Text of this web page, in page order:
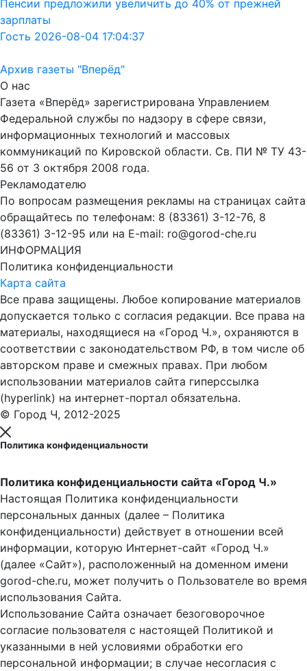
Пенсии предложили увеличить до 40% от прежней
зарплаты
Гость 2026-08-04 17:04:37
Архив газеты "Вперёд"
О нас
Газета «Вперёд» зарегистрирована Управлением
Федеральной службы по надзору в сфере связи,
информационных технологий и массовых
коммуникаций по Кировской области. Св. ПИ № ТУ 43-
56 от 3 октября 2008 года.
Рекламодателю
По вопросам размещения рекламы на страницах сайта
обращайтесь по телефонам: 8 (83361) 3-12-76, 8
(83361) 3-12-95 или на E-mail: ro@gorod-che.ru
ИНФОРМАЦИЯ
Политика конфиденциальности
Карта сайта
Все права защищены. Любое копирование материалов
допускается только с согласия редакции. Все права на
материалы, находящиеся на «Город Ч.», охраняются в
соответствии с законодательством РФ, в том числе об
авторском праве и смежных правах. При любом
использовании материалов сайта гиперссылка
(hyperlink) на интернет-портал обязательна.
© Город Ч, 2012-2025
Политика конфиденциальности
Политика конфиденциальности сайта «Город Ч.»
Настоящая Политика конфиденциальности
персональных данных (далее – Политика
конфиденциальности) действует в отношении всей
информации, которую Интернет-сайт «Город Ч.»
(далее «Сайт»), расположенный на доменном имени
gorod-che.ru, может получить о Пользователе во время
использования Cайта.
Использование Сайта означает безоговорочное
согласие пользователя с настоящей Политикой и
указанными в ней условиями обработки его
персональной информации; в случае несогласия с